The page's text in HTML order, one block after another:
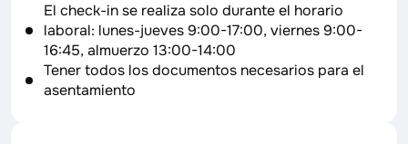
El check-in se realiza solo durante el horario
laboral: lunes-jueves 9:00-17:00, viernes 9:00-
16:45, almuerzo 13:00-14:00
Tener todos los documentos necesarios para el
asentamiento